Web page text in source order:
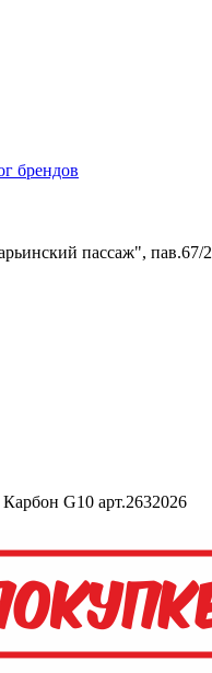
брендов
пассаж", пав.67/2
G10 арт.2632026